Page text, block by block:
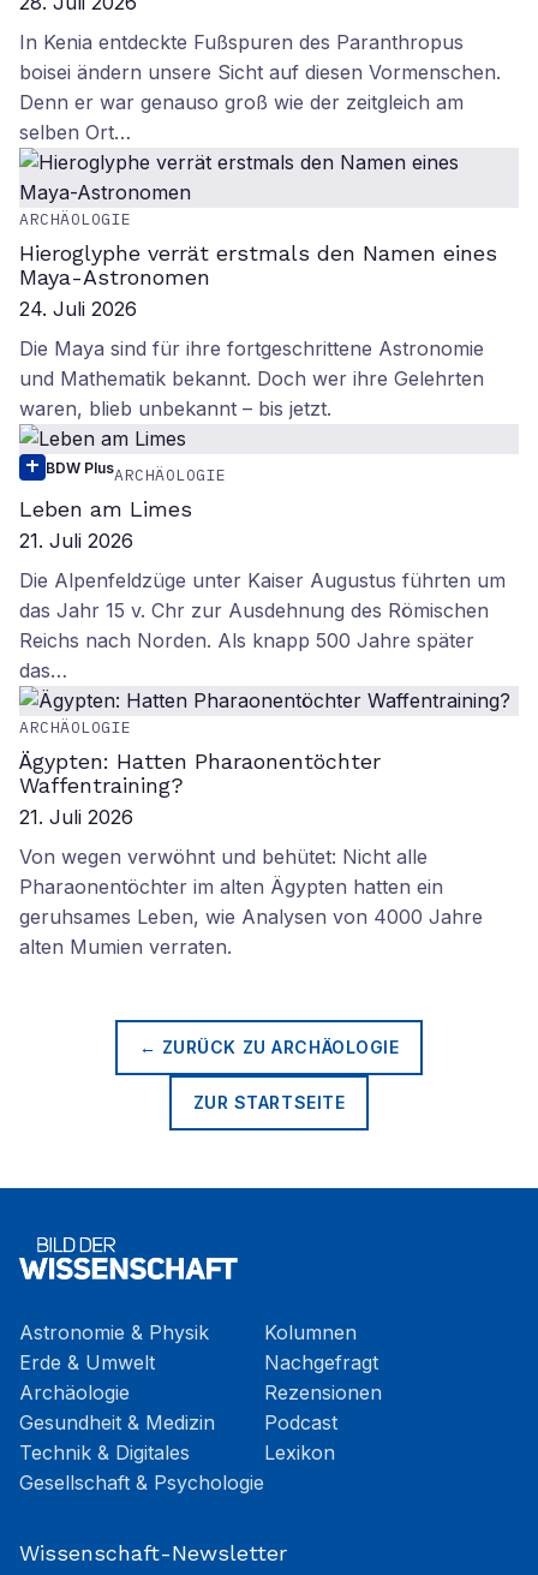
In Kenia entdeckte Fußspuren des Paranthropus
boisei ändern unsere Sicht auf diesen Vormenschen.
Denn er war genauso groß wie der zeitgleich am
selben Ort…
ARCHÄOLOGIE
Hieroglyphe verrät erstmals den Namen eines
Maya-Astronomen
24. Juli 2026
Die Maya sind für ihre fortgeschrittene Astronomie
und Mathematik bekannt. Doch wer ihre Gelehrten
waren, blieb unbekannt – bis jetzt.
BDW PlusARCHÄOLOGIE
Leben am Limes
21. Juli 2026
Die Alpenfeldzüge unter Kaiser Augustus führten um
das Jahr 15 v. Chr zur Ausdehnung des Römischen
Reichs nach Norden. Als knapp 500 Jahre später
das…
ARCHÄOLOGIE
Ägypten: Hatten Pharaonentöchter
Waffentraining?
21. Juli 2026
Von wegen verwöhnt und behütet: Nicht alle
Pharaonentöchter im alten Ägypten hatten ein
geruhsames Leben, wie Analysen von 4000 Jahre
alten Mumien verraten.
← ZURÜCK ZUARCHÄOLOGIE
ZUR STARTSEITE
Astronomie & Physik
Erde & Umwelt
Archäologie
Gesundheit & Medizin
Technik & Digitales
Gesellschaft & Psychologie
Kolumnen
Nachgefragt
Rezensionen
Podcast
Lexikon
Wissenschaft-Newsletter